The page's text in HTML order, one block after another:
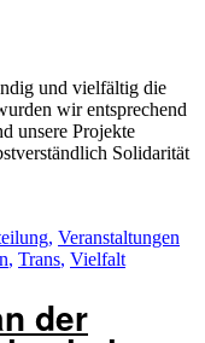
und vielfältig die
wir entsprechend
unsere Projekte
Solidarität
, Veranstaltungen
, Trans, Vielfalt
der